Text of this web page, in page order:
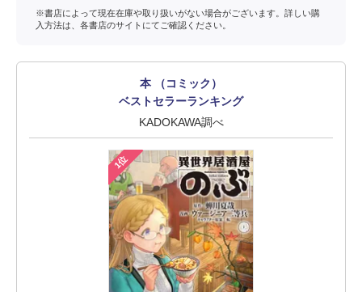
※書店によって現在在庫や取り扱いがない場合がございます。詳しい購
入方法は、各書店のサイトにてご確認ください。
本 （コミック）
ベストセラーランキング
KADOKAWA調べ
1位